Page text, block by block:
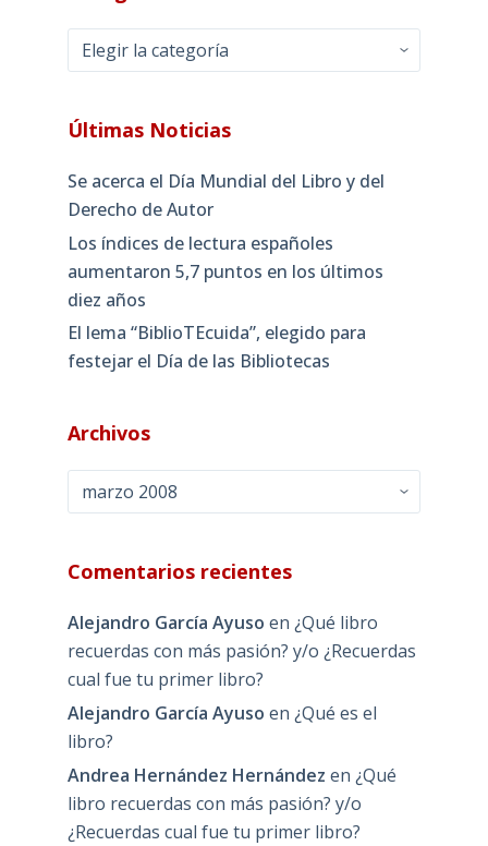
Categorías
Últimas Noticias
Se acerca el Día Mundial del Libro y del
Derecho de Autor
Los índices de lectura españoles
aumentaron 5,7 puntos en los últimos
diez años
El lema “BiblioTEcuida”, elegido para
festejar el Día de las Bibliotecas
Archivos
Comentarios recientes
Alejandro García Ayuso en ¿Qué libro
recuerdas con más pasión? y/o ¿Recuerdas
cual fue tu primer libro?
Alejandro García Ayuso en ¿Qué es el
libro?
Andrea Hernández Hernández en ¿Qué
libro recuerdas con más pasión? y/o
¿Recuerdas cual fue tu primer libro?